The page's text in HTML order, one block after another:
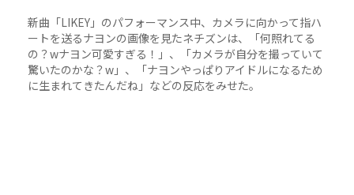
新曲「LIKEY」のパフォーマンス中、カメラに向かって指ハ
ートを送るナヨンの画像を見たネチズンは、「何照れてる
の？wナヨン可愛すぎる！」、「カメラが自分を撮っていて
驚いたのかな？w」、「ナヨンやっぱりアイドルになるため
に生まれてきたんだね」などの反応をみせた。